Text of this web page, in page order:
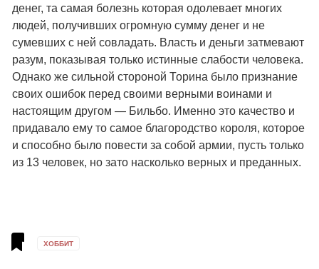
денег, та самая болезнь которая одолевает многих
людей, получивших огромную сумму денег и не
сумевших с ней совладать. Власть и деньги затмевают
разум, показывая только истинные слабости человека.
Однако же сильной стороной Торина было признание
своих ошибок перед своими верными воинами и
настоящим другом — Бильбо. Именно это качество и
придавало ему то самое благородство короля, которое
и способно было повести за собой армии, пусть только
из 13 человек, но зато насколько верных и преданных.
ХОББИТ